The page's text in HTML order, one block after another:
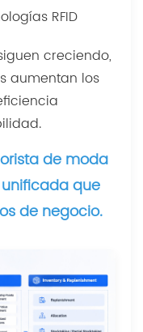
RFID
creciendo,
aumentan los
de moda
que
de negocio.